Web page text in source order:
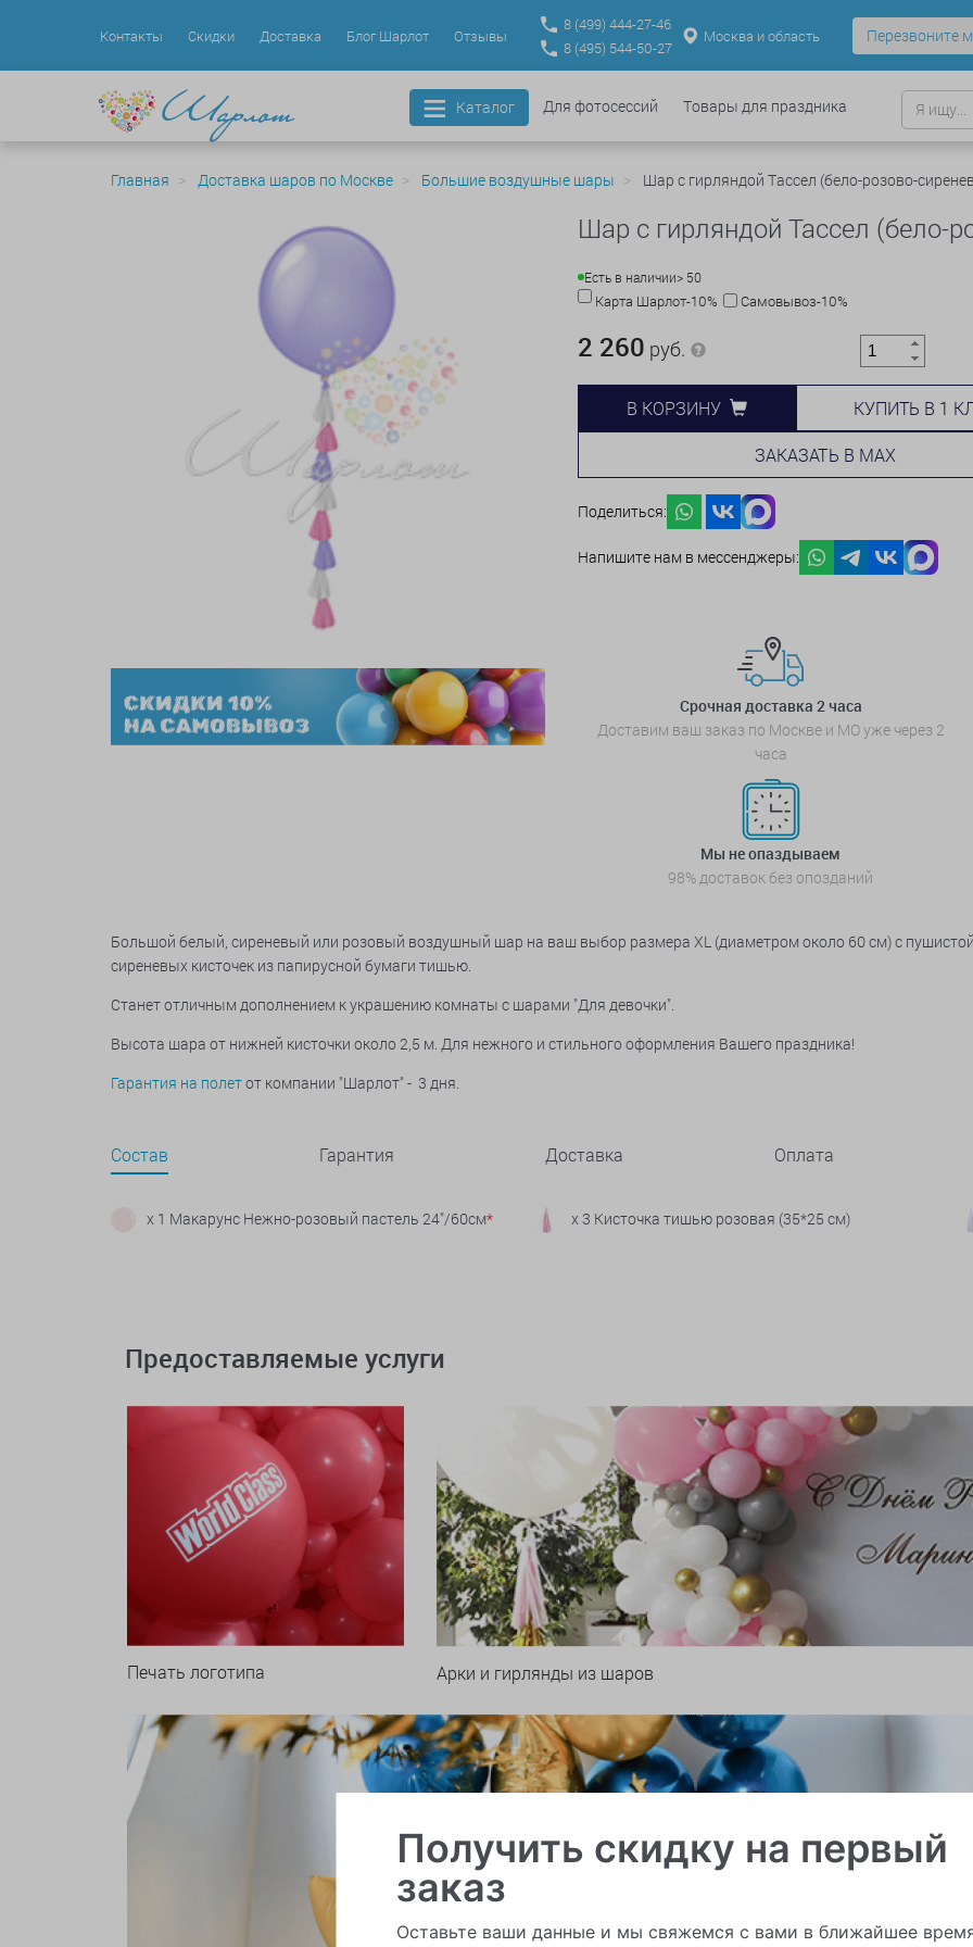
Контакты Скидки Доставка Блог Шарлот Отзывы
8 (499) 444-27-46
8 (495) 544-50-27
Москва и область Перезвоните
Каталог Для фотосессий Товары для праздника
Главная Доставка шаров по Москве Большие воздушные шары Шар с гирляндой Тассел (бело-розово-
Шар с гирляндой Тассел (бело-
Есть в наличии> 50
Карта Шарлот-10% Самовывоз-10%
2 260 руб.
В КОРЗИНУ КУПИТЬ В 1
ЗАКАЗАТЬ В MAX
Поделиться:
Напишите нам в мессенджеры:
Срочная доставка 2 часа
Доставим ваш заказ по Москве и МО уже через 2
часа
Мы не опаздываем
98% доставок без опозданий
Большой белый, сиреневый или розовый воздушный шар на ваш выбор размера XL (диаметром около 60 см) с
сиреневых кисточек из папирусной бумаги тишью.
Станет отличным дополнением к украшению комнаты с шарами "Для девочки".
Высота шара от нижней кисточки около 2,5 м. Для нежного и стильного оформления Вашего праздника!
Гарантия на полетот компании "Шарлот" - 3 дня.
Состав Гарантия Доставка Оплата
x 1 Макарунс Нежно-розовый пастель 24"/60см* x 3 Кисточка тишью розовая (35*25 см)
Предоставляемые услуги
Печать логотипа Арки и гирлянды из шаров
Получить скидку на первый
заказ
Оставьте ваши данные и мы свяжемся с вами в ближайшее